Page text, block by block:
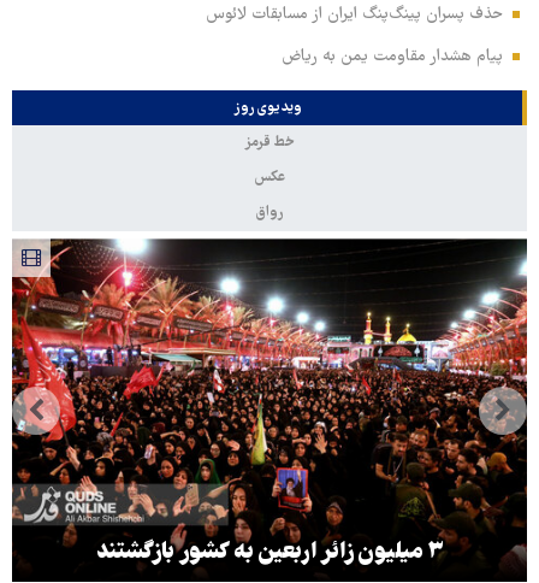
حذف پسران پینگ‌پنگ ایران از مسابقات لائوس
پیام هشدار مقاومت یمن به ریاض
ویدیوی روز
خط قرمز
عکس
رواق
هماهنگی محور مقاومت، آمریکا را در
کرد